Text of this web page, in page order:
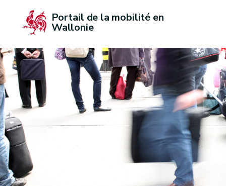
Portail de la mobilité en
Wallonie